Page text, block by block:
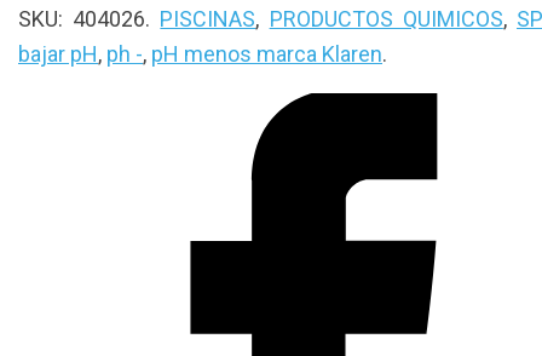
SKU: 404026. PISCINAS, PRODUCTOS QUIMICOS,
bajar pH, ph -, pH menos marca Klaren.